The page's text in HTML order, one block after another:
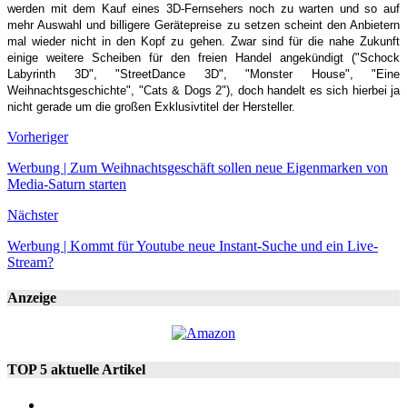
werden mit dem Kauf eines 3D-Fernsehers noch zu warten und so auf
mehr Auswahl und billigere Gerätepreise zu setzen scheint den Anbietern
mal wieder nicht in den Kopf zu gehen. Zwar sind für die nahe Zukunft
einige weitere Scheiben für den freien Handel angekündigt ("Schock
Labyrinth 3D", "StreetDance 3D", "Monster House", "Eine
Weihnachtsgeschichte", "Cats & Dogs 2"), doch handelt es sich hierbei ja
nicht gerade um die großen Exklusivtitel der Hersteller.
Vorheriger
Werbung | Zum Weihnachtsgeschäft sollen neue Eigenmarken von
Media-Saturn starten
Nächster
Werbung | Kommt für Youtube neue Instant-Suche und ein Live-
Stream?
Anzeige
TOP 5 aktuelle Artikel